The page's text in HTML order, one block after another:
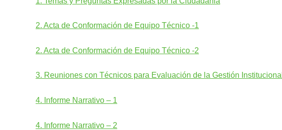
2. Acta de Conformación de Equipo Técnico -1
2. Acta de Conformación de Equipo Técnico -2
3. Reuniones con Técnicos para Evaluación de la Gestión Institucional
4. Informe Narrativo – 1
4. Informe Narrativo – 2